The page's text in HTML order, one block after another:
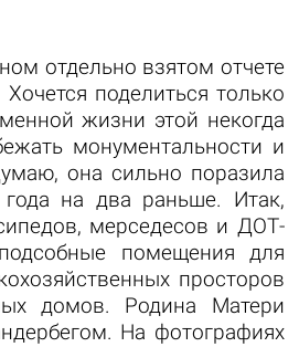
отдельно взятом отчете
поделиться только
жизни этой некогда
монументальности и
она сильно поразила
на два раньше. Итак,
мерседесов и ДОТ-
помещения для
просторов
домов. Родина Матери
На фотографиях